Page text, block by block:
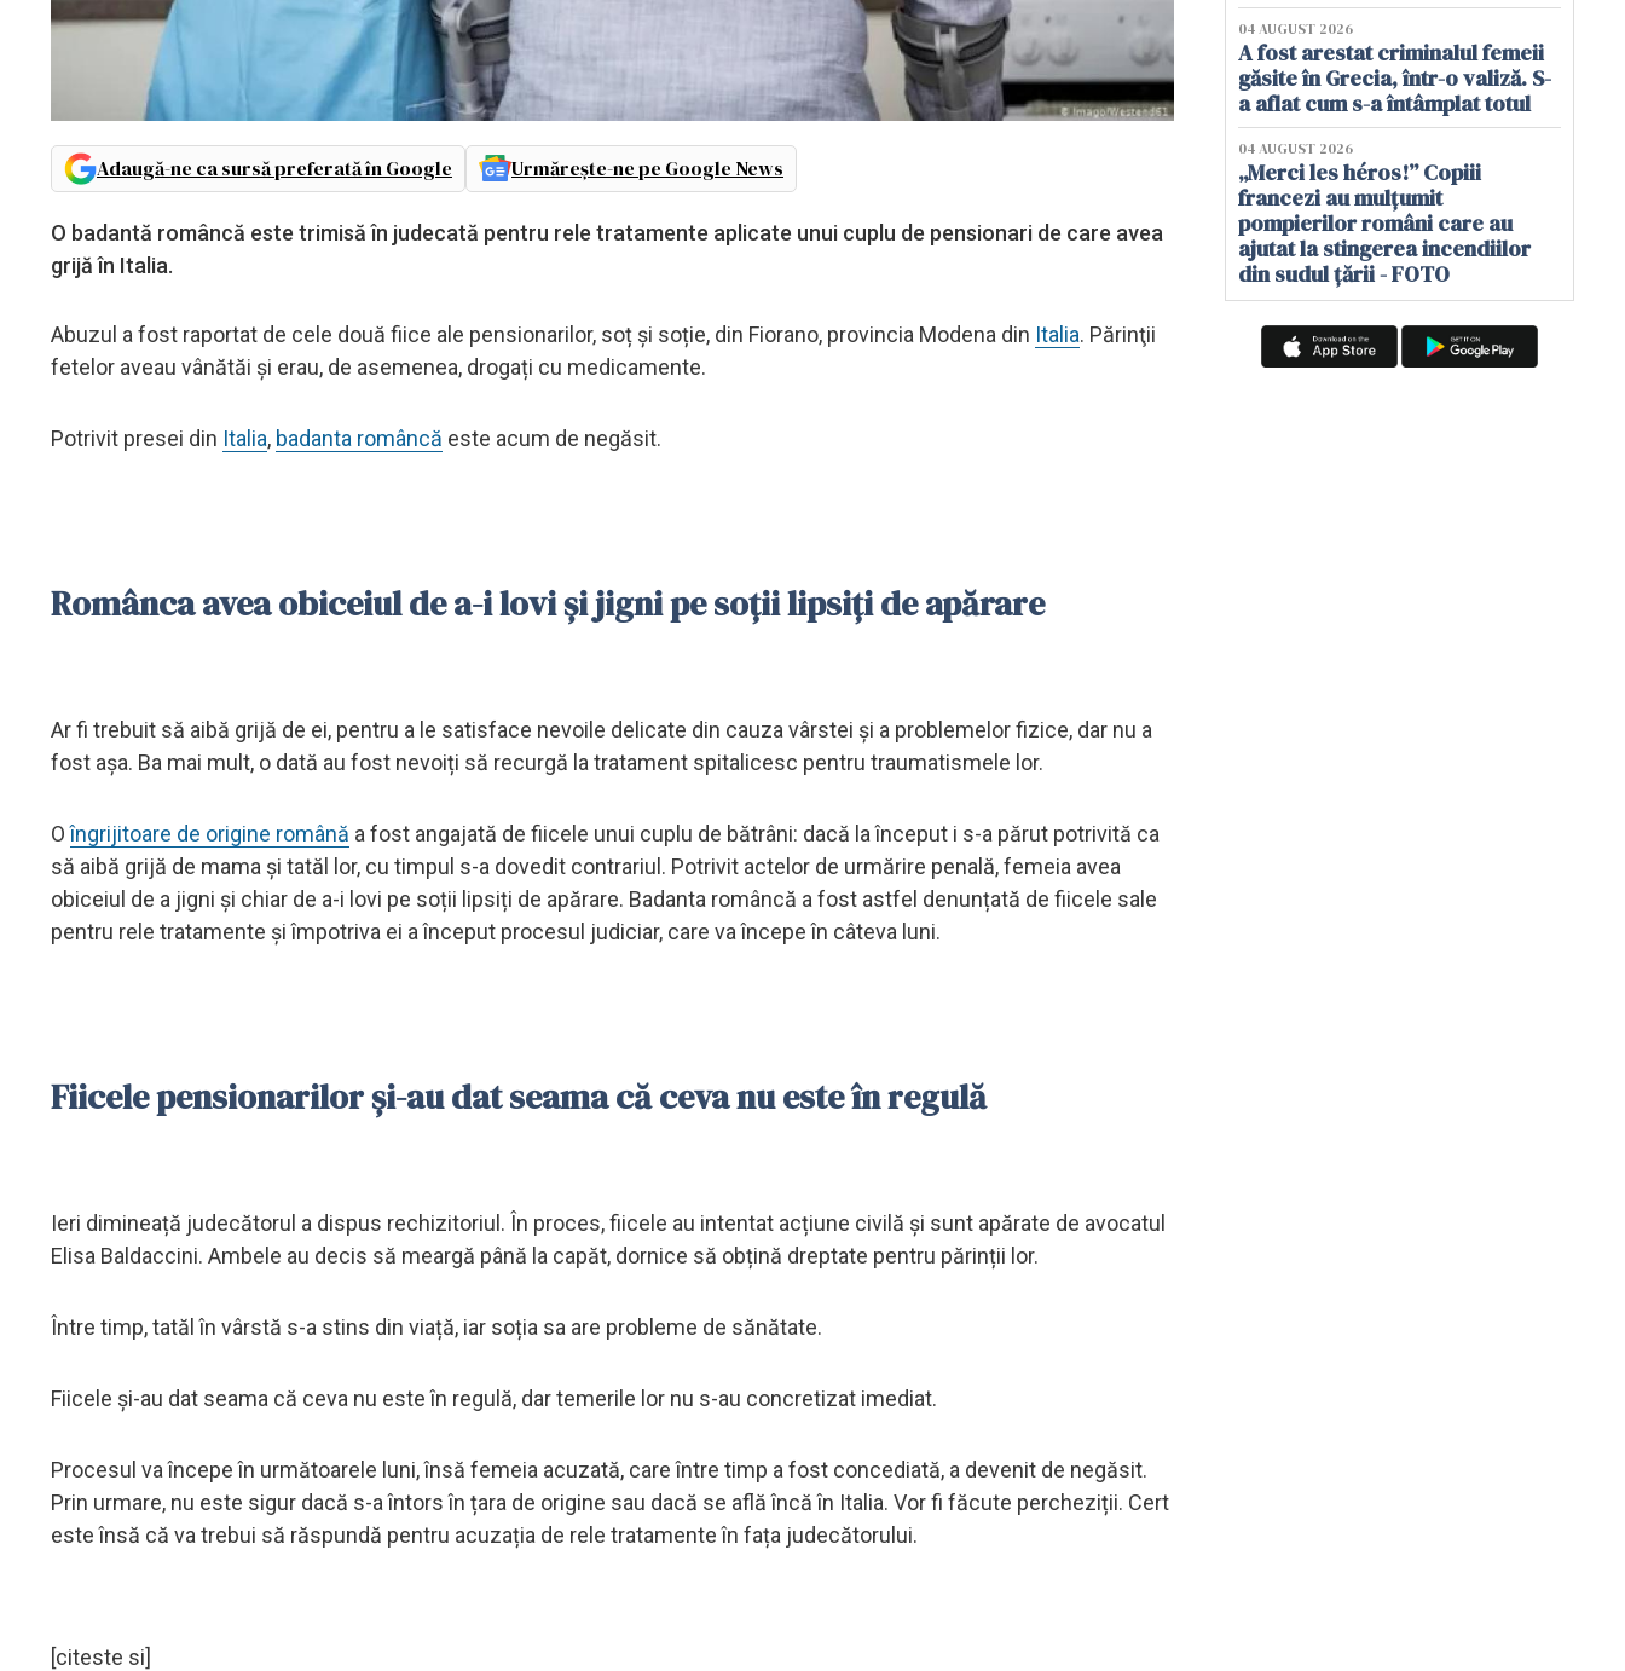
Adaugă-ne ca sursă preferată în Google Urmărește-ne pe Google News
O badantă româncă este trimisă în judecată pentru rele tratamente aplicate unui cuplu de pensionari de care avea
grijă în Italia.
Abuzul a fost raportat de cele două fiice ale pensionarilor, soț și soție, din Fiorano, provincia Modena din Italia. Părinţii
fetelor aveau vânătăi şi erau, de asemenea, drogați cu medicamente.
Potrivit presei din Italia, badanta româncă este acum de negăsit.
Românca avea obiceiul de a-i lovi și jigni pe soții lipsiți de apărare
Ar fi trebuit să aibă grijă de ei, pentru a le satisface nevoile delicate din cauza vârstei și a problemelor fizice, dar nu a
fost așa. Ba mai mult, o dată au fost nevoiți să recurgă la tratament spitalicesc pentru traumatismele lor.
Oîngrijitoare de origine română a fost angajată de fiicele unui cuplu de bătrâni: dacă la început i s-a părut potrivită ca
să aibă grijă de mama și tatăl lor, cu timpul s-a dovedit contrariul. Potrivit actelor de urmărire penală, femeia avea
obiceiul de a jigni și chiar de a-i lovi pe soții lipsiți de apărare. Badanta româncă a fost astfel denunțată de fiicele sale
pentru rele tratamente și împotriva ei a început procesul judiciar, care va începe în câteva luni.
Fiicele pensionarilor și-au dat seama că ceva nu este în regulă
Ieri dimineață judecătorul a dispus rechizitoriul. În proces, fiicele au intentat acțiune civilă și sunt apărate de avocatul
Elisa Baldaccini. Ambele au decis să meargă până la capăt, dornice să obțină dreptate pentru părinții lor.
Între timp, tatăl în vârstă s-a stins din viață, iar soția sa are probleme de sănătate.
Fiicele și-au dat seama că ceva nu este în regulă, dar temerile lor nu s-au concretizat imediat.
Procesul va începe în următoarele luni, însă femeia acuzată, care între timp a fost concediată, a devenit de negăsit.
Prin urmare, nu este sigur dacă s-a întors în țara de origine sau dacă se află încă în Italia. Vor fi făcute percheziții. Cert
este însă că va trebui să răspundă pentru acuzația de rele tratamente în fața judecătorului.
[citeste si]
04 AUGUST 2026
A fost arestat criminalul femeii
găsite în Grecia, într-o valiză. S-
a aflat cum s-a întâmplat totul
04 AUGUST 2026
„Merci les héros!” Copiii
francezi au mulțumit
pompierilor români care au
ajutat la stingerea incendiilor
din sudul țării - FOTO